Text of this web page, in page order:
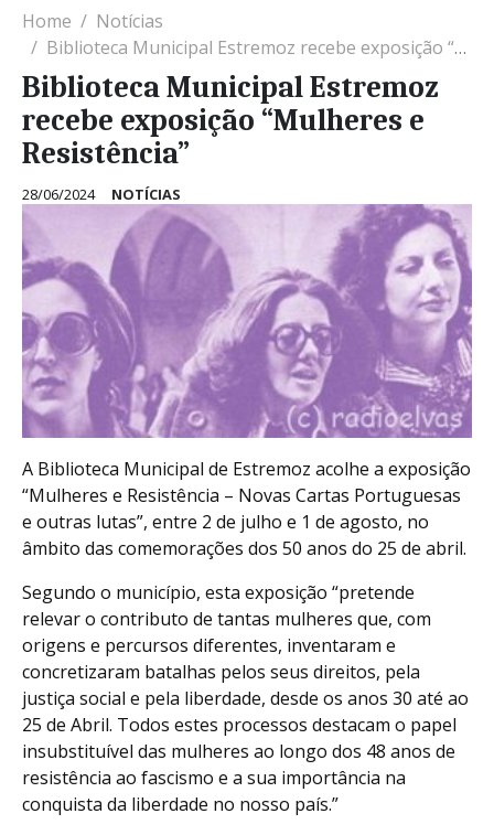
Home
Notícias
Biblioteca Municipal Estremoz recebe exposição “Mulheres e Resistência”
Biblioteca Municipal Estremoz
recebe exposição “Mulheres e
Resistência”
28/06/2024 NOTÍCIAS
A Biblioteca Municipal de Estremoz acolhe a exposição
“Mulheres e Resistência – Novas Cartas Portuguesas
e outras lutas”, entre 2 de julho e 1 de agosto, no
âmbito das comemorações dos 50 anos do 25 de abril.
Segundo o município, esta exposição “pretende
relevar o contributo de tantas mulheres que, com
origens e percursos diferentes, inventaram e
concretizaram batalhas pelos seus direitos, pela
justiça social e pela liberdade, desde os anos 30 até ao
25 de Abril. Todos estes processos destacam o papel
insubstituível das mulheres ao longo dos 48 anos de
resistência ao fascismo e a sua importância na
conquista da liberdade no nosso país.”